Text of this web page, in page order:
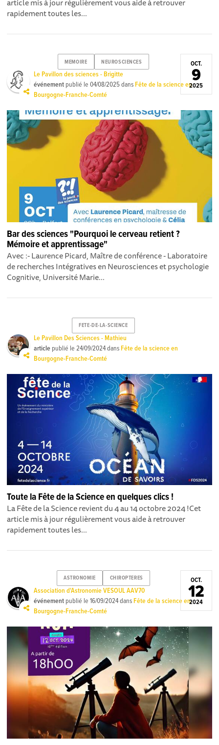
rapidement toutes les...
MEMOIRE NEUROSCIENCES
Le Pavillon des sciences - Brigitte
événement publié le04/08/2025dansFête de la science en
Bourgogne-Franche-Comté
OCT.
9
2025
Bar des sciences "Pourquoi le cerveau retient ?
Mémoire et apprentissage"
Avec :- Laurence Picard, Maître de conférence - Laboratoire
de recherches Intégratives en Neurosciences et psychologie
Cognitive, Université Marie...
FETE-DE-LA-SCIENCE
Le Pavillon Des Sciences - Mathieu
article publié le24/09/2024dansFête de la science en
Bourgogne-Franche-Comté
Toute la Fête de la Science en quelques clics !
La Fête de la Science revient du 4 au 14 octobre 2024 ! Cet
article mis à jour régulièrement vous aide à retrouver
rapidement toutes les...
ASTRONOMIE CHIROPTERES
Association d'Astronomie VESOUL AAV70
événement publié le16/09/2024dansFête de la science en
Bourgogne-Franche-Comté
OCT.
12
2024